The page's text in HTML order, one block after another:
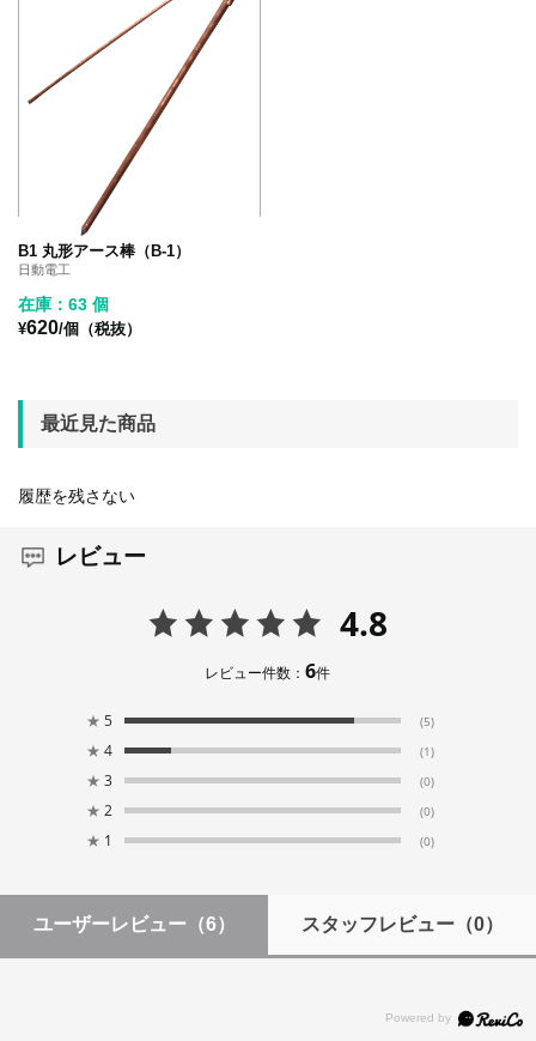
B1 丸形アース棒（B-1）
日動電工
在庫：63 個
¥620/個（税抜）
最近見た商品
履歴を残さない
レビュー
4.8
レビュー件数：6件
★ 5 (5)
★ 4 (1)
★ 3 (0)
★ 2 (0)
★ 1 (0)
ユーザーレビュー （6） スタッフレビュー（0）